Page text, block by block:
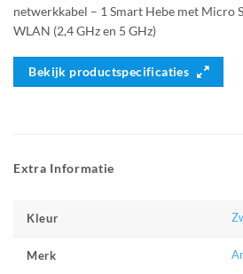
netwerkkabel – 1 Smart Hebe met Micro
WLAN (2,4 GHz en 5 GHz)
Bekijk productspecificaties
Extra Informatie
Kleur
Merk